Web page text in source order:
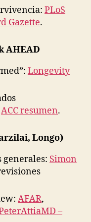
PLoS
Gazette.
AHEAD
Longevity
ACC resumen.
Longo)
Simon
AFAR,
–